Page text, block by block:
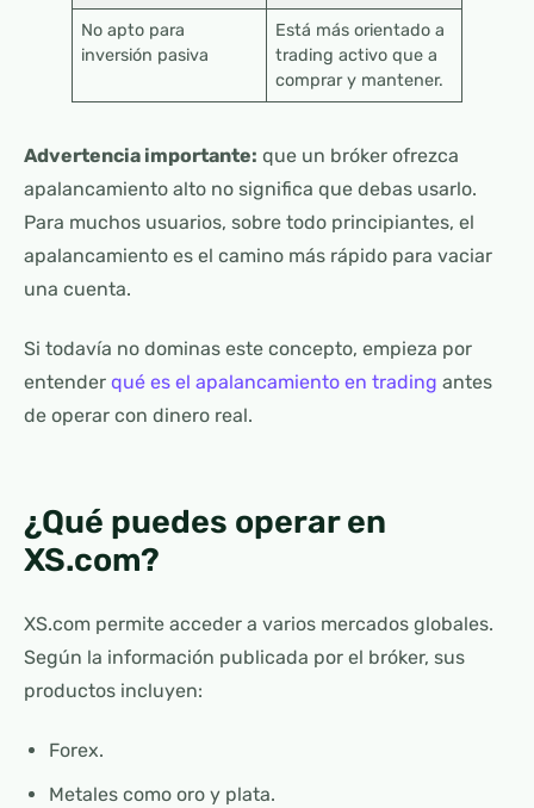
No apto para
inversión pasiva
Está más orientado a
trading activo que a
comprar y mantener.
Advertencia importante: que un bróker ofrezca
apalancamiento alto no significa que debas usarlo.
Para muchos usuarios, sobre todo principiantes, el
apalancamiento es el camino más rápido para vaciar
una cuenta.
Si todavía no dominas este concepto, empieza por
entender qué es el apalancamiento en trading antes
de operar con dinero real.
¿Qué puedes operar en
XS.com?
XS.com permite acceder a varios mercados globales.
Según la información publicada por el bróker, sus
productos incluyen:
Forex.
Metales como oro y plata.